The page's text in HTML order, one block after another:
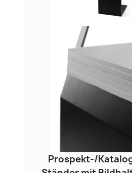
Prospekt-/